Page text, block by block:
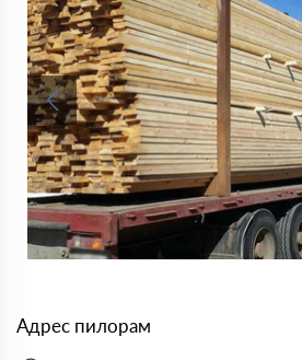
Адрес пилорам